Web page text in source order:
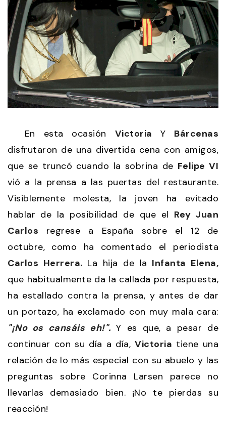
En esta ocasión Victoria Y Bárcenas
disfrutaron de una divertida cena con amigos,
que se truncó cuando la sobrina de Felipe VI
vió a la prensa a las puertas del restaurante.
Visiblemente molesta, la joven ha evitado
hablar de la posibilidad de que el Rey Juan
Carlos regrese a España sobre el 12 de
octubre, como ha comentado el periodista
Carlos Herrera. La hija de la Infanta Elena,
que habitualmente da la callada por respuesta,
ha estallado contra la prensa, y antes de dar
un portazo, ha exclamado con muy mala cara:
"¡No os cansáis eh!".Y es que, a pesar de
continuar con su día a día, Victoria tiene una
relación de lo más especial con su abuelo y las
preguntas sobre Corinna Larsen parece no
llevarlas demasiado bien. ¡No te pierdas su
reacción!